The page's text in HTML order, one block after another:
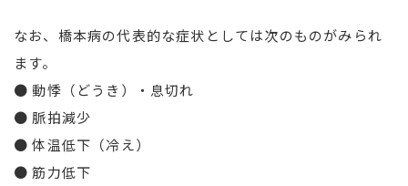
なお、橋本病の代表的な症状としては次のものがみられ
ます。
● 動悸（どうき）・息切れ
● 脈拍減少
● 体温低下（冷え）
● 筋力低下